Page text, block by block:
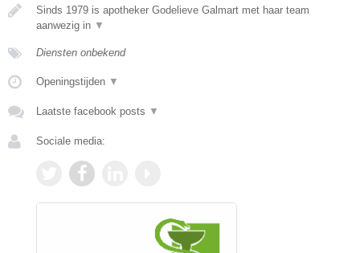
Sinds 1979 is apotheker Godelieve Galmart met haar team
aanwezig in ▼
Diensten onbekend
Openingstijden ▼
Laatste facebook posts ▼
Sociale media: